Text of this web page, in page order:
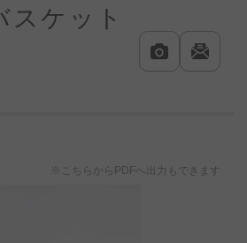
ケット
※こちらからPDFへ出力もできます